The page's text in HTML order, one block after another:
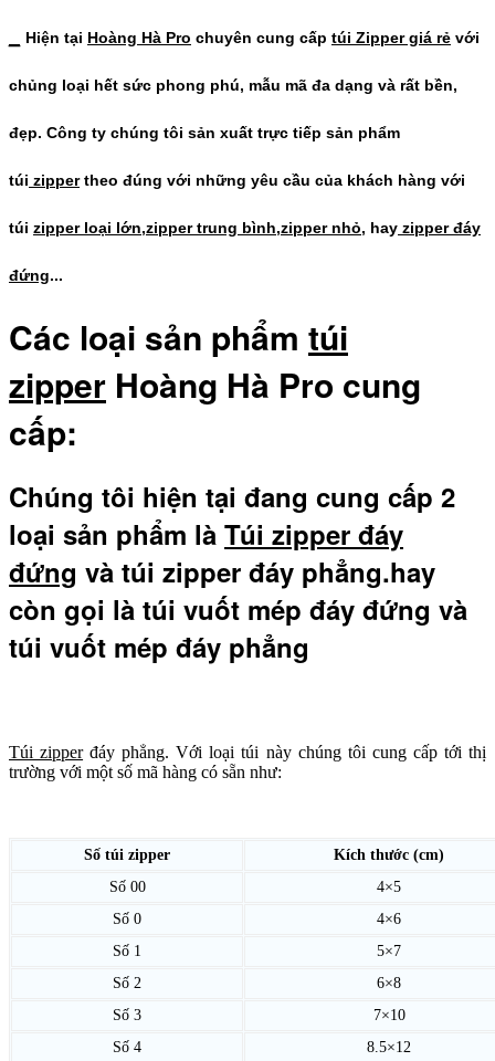
Hiện tại Hoàng Hà Pro chuyên cung cấp túi Zipper giá rẻ với
chủng loại hết sức phong phú, mẫu mã đa dạng và rất bền,
đẹp. Công ty chúng tôi sản xuất trực tiếp sản phẩm
túi zippertheo đúng với những yêu cầu của khách hàng với
túi zipper loại lớn,zipper trung bình,zipper nhỏ, hay zipper đáy
đứng...
Các loại sản phẩm túi
zipper Hoàng Hà Pro cung
cấp:
Chúng tôi hiện tại đang cung cấp 2
loại sản phẩm là Túi zipper đáy
đứng và túi zipper đáy phẳng.hay
còn gọi là túi vuốt mép đáy đứng và
túi vuốt mép đáy phẳng
Túi zipperđáy phẳng. Với loại túi này chúng tôi cung cấp tới thị
trường với một số mã hàng có sẵn như:
Số túi zipper
Kích thước (cm)
Số 00
4×5
Số 0
4×6
Số 1
5×7
Số 2
6×8
Số 3
7×10
Số 4
8.5×12